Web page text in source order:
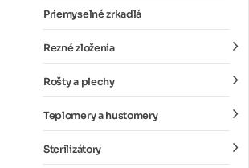
Priemyselné zrkadlá
Rezné zloženia
Rošty a plechy
Teplomery a hustomery
Sterilizátory